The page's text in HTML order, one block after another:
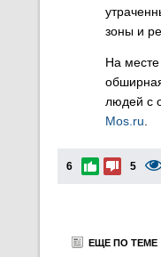
зоны и
На
людей с
Mos.ru
6 5
ЕЩЕ ПО ТЕМЕ